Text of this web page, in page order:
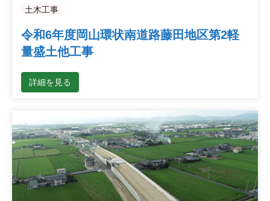
土木工事
令和6年度岡山環状南道路藤田地区第2軽
量盛土他工事
詳細を見る